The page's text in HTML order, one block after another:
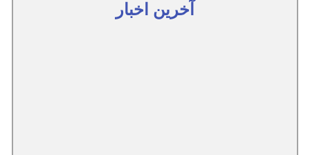
آخرین اخبار